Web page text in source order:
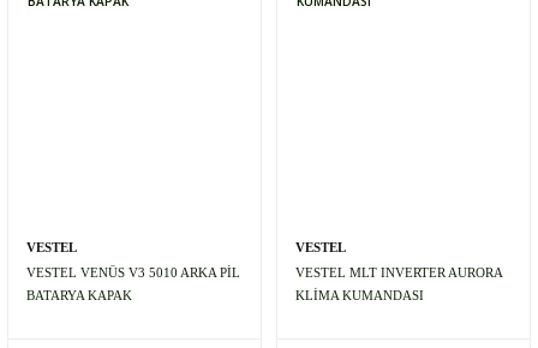
VESTEL
VESTEL VENÜS V3 5010 ARKA PİL
BATARYA KAPAK
VESTEL
VESTEL MLT INVERTER AURORA
KLİMA KUMANDASI